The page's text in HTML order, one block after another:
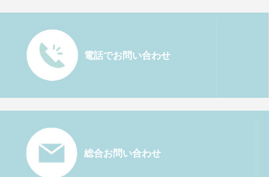
電話でお問い合わせ
総合お問い合わせ